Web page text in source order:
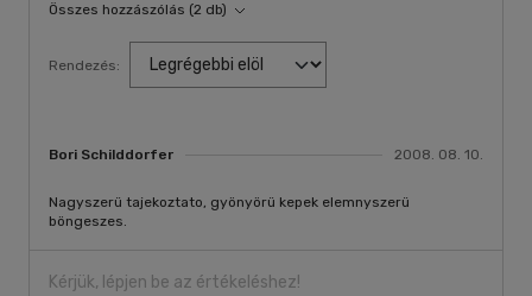
Összes hozzászólás (2 db)
Rendezés:
Bori Schilddorfer 2008. 08. 10.
Nagyszerü tajekoztato, gyönyörü kepek elemnyszerü
böngeszes.
Kérjük, lépjen be az értékeléshez!